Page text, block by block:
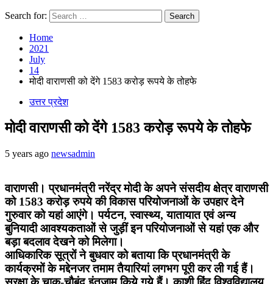
Search for:
Home
2021
July
14
मोदी वाराणसी को देंगे 1583 करोड़ रूपये के तोहफे
उत्तर प्रदेश
मोदी वाराणसी को देंगे 1583 करोड़ रूपये के तोहफे
5 years ago newsadmin
वाराणसी। प्रधानमंत्री नरेंद्र मोदी के अपने संसदीय क्षेत्र वाराणसी
को 1583 करोड़ रुपये की विकास परियोजनाओं के उपहार देने
गुरुवार को यहां आएंगे। पर्यटन, स्वास्थ्य, यातायात एवं अन्य
बुनियादी आवश्यकताओं से जुड़ीं इन परियोजनाओं से यहां एक और
बड़ा बदलाव देखने को मिलेगा।
आधिकारिक सूत्रों ने बुधवार को बताया कि प्रधानमंत्री के
कार्यक्रमों के मद्देनजर तमाम तैयारियां लगभग पूरी कर ली गई हैं।